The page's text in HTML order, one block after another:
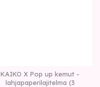
KAIKO X Pop up kemut -
lahjapaperilajitelma (3